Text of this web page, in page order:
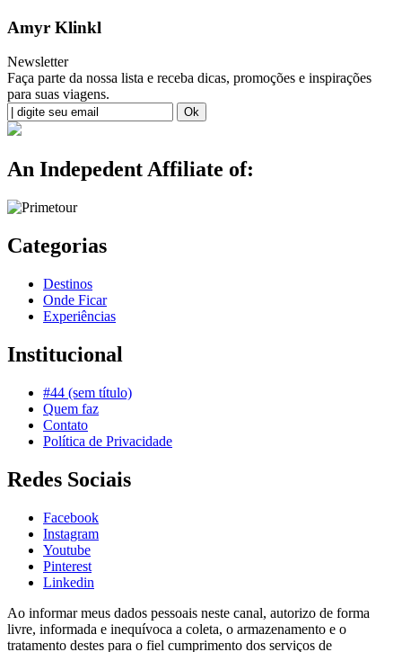
Amyr Klinkl
Newsletter
Faça parte da nossa lista e receba dicas, promoções e inspirações
para suas viagens.
An Indepedent Affiliate of:
Categorias
Destinos
Onde Ficar
Experiências
Institucional
#44 (sem título)
Quem faz
Contato
Política de Privacidade
Redes Sociais
Facebook
Instagram
Youtube
Pinterest
Linkedin
Ao informar meus dados pessoais neste canal, autorizo de forma
livre, informada e inequívoca a coleta, o armazenamento e o
tratamento destes para o fiel cumprimento dos serviços de